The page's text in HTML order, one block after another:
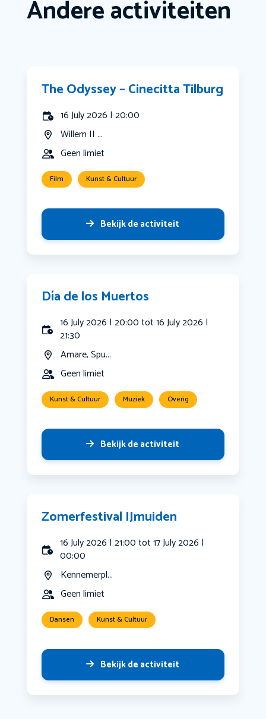
Andere activiteiten
The Odyssey – Cinecitta Tilburg
16 July 2026 | 20:00
Willem II ...
Geen limiet
Film Kunst & Cultuur
Bekijk de activiteit
Día de los Muertos
16 July 2026 | 20:00 tot 16 July 2026 |
21:30
Amare, Spu...
Geen limiet
Kunst & Cultuur Muziek Overig
Bekijk de activiteit
Zomerfestival IJmuiden
16 July 2026 | 21:00 tot 17 July 2026 |
00:00
Kennemerpl...
Geen limiet
Dansen Kunst & Cultuur
Bekijk de activiteit